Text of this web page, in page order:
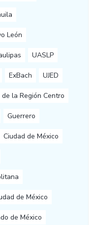
León
UASLP
ExBach UJED
la Región Centro
Guerrero
Ciudad de México
de México
de México